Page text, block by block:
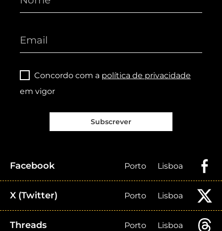
Concordo com a política de privacidade
em vigor
Subscrever
Facebook Porto Lisboa
X (Twitter) Porto Lisboa
Threads Porto Lisboa